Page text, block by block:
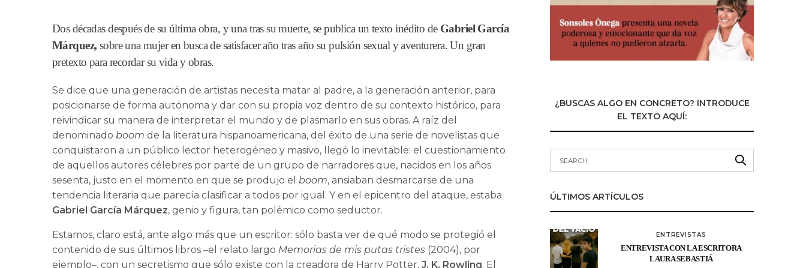
Dos décadas después de su última obra, y una tras su muerte, se publica un texto inédito de Gabriel García
Márquez, sobre una mujer en busca de satisfacer año tras año su pulsión sexual y aventurera. Un gran
pretexto para recordar su vida y obras.
Se dice que una generación de artistas necesita matar al padre, a la generación anterior, para
posicionarse de forma autónoma y dar con su propia voz dentro de su contexto histórico, para
reivindicar su manera de interpretar el mundo y de plasmarlo en sus obras. A raíz del
denominadoboom de la literatura hispanoamericana, del éxito de una serie de novelistas que
conquistaron a un público lector heterogéneo y masivo, llegó lo inevitable: el cuestionamiento
de aquellos autores célebres por parte de un grupo de narradores que, nacidos en los años
sesenta, justo en el momento en que se produjo elboom, ansiaban desmarcarse de una
tendencia literaria que parecía clasificar a todos por igual. Y en el epicentro del ataque, estaba
Gabriel García Márquez, genio y figura, tan polémico como seductor.
Estamos, claro está, ante algo más que un escritor: sólo basta ver de qué modo se protegió el
contenido de sus últimos libros –el relato largo Memorias de mis putas tristes (2004), por
ejemplo–, con un secretismo que sólo existe con la creadora de Harry Potter,J. K. Rowling. El
¿BUSCAS ALGO EN CONCRETO? INTRODUCE
EL TEXTO AQUÍ:
ÚLTIMOS ARTÍCULOS
ENTREVISTAS
ENTREVISTA CON LA ESCRITORA
LAURA SEBASTIÁ